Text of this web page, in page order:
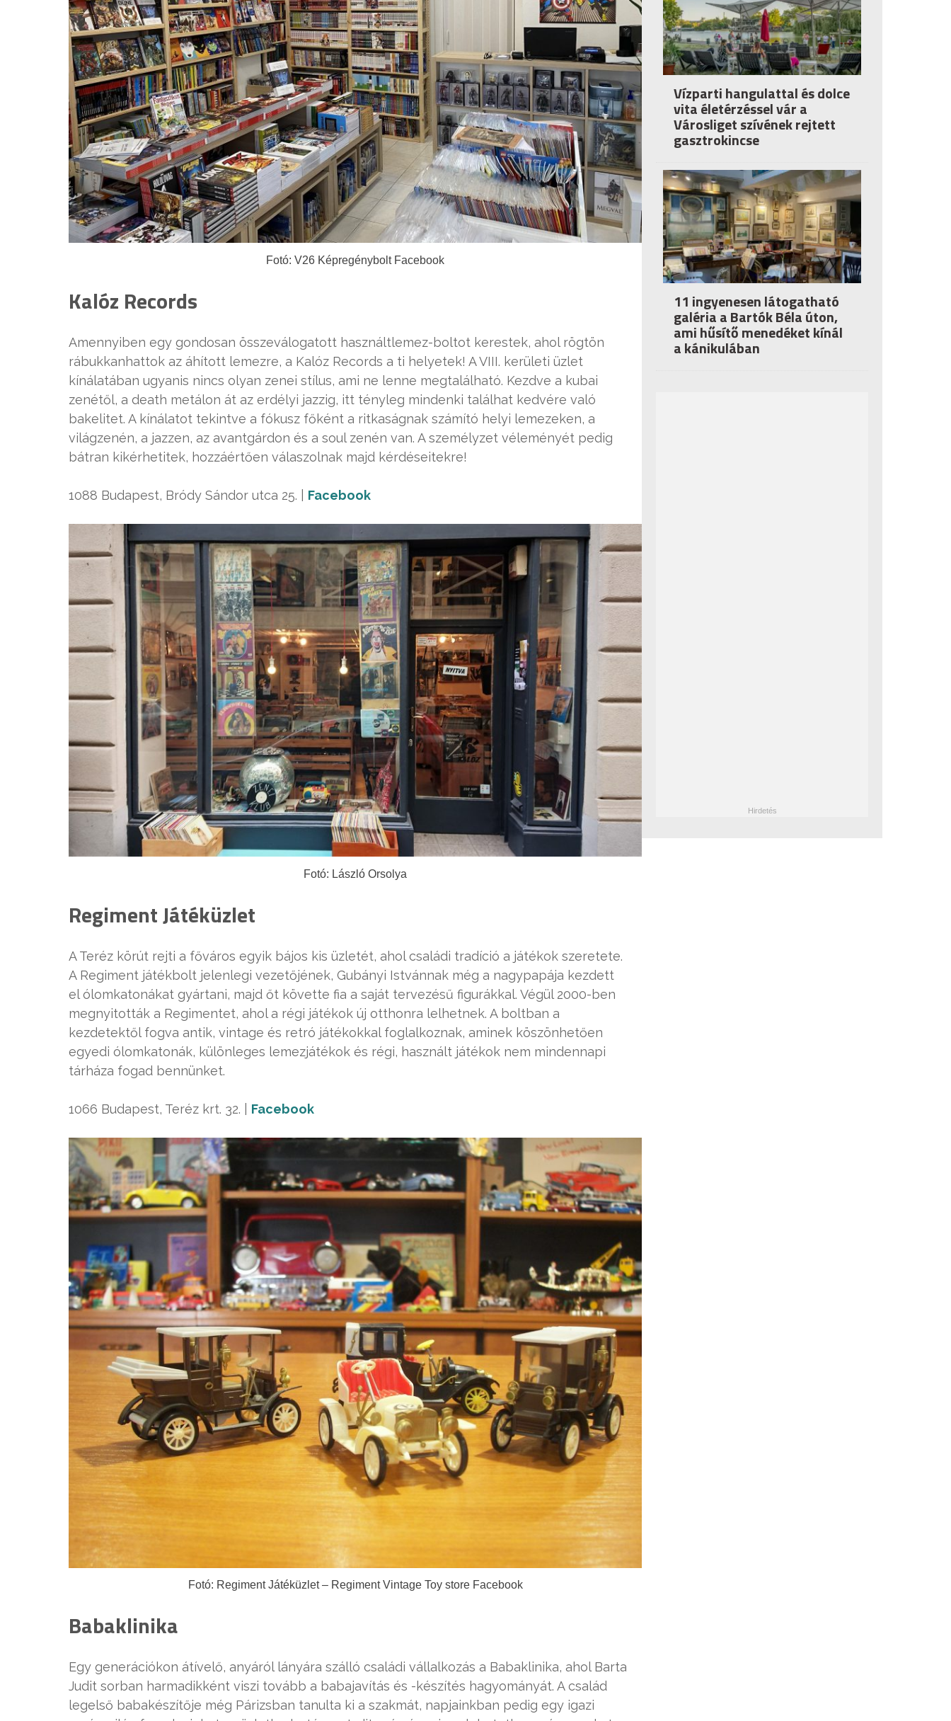
Fotó: V26 Képregénybolt Facebook
Kalóz Records
Amennyiben egy gondosan összeválogatott használtlemez-boltot kerestek, ahol rögtön
rábukkanhattok az áhított lemezre, a Kalóz Records a ti helyetek! A VIII. kerületi üzlet
kínálatában ugyanis nincs olyan zenei stílus, ami ne lenne megtalálható. Kezdve a kubai
zenétől, a death metálon át az erdélyi jazzig, itt tényleg mindenki találhat kedvére való
bakelitet. A kínálatot tekintve a fókusz főként a ritkaságnak számító helyi lemezeken, a
világzenén, a jazzen, az avantgárdon és a soul zenén van. A személyzet véleményét pedig
bátran kikérhetitek, hozzáértően válaszolnak majd kérdéseitekre!
1088 Budapest, Bródy Sándor utca 25. | Facebook
Fotó: László Orsolya
Regiment Játéküzlet
A Teréz körút rejti a főváros egyik bájos kis üzletét, ahol családi tradíció a játékok szeretete.
A Regiment játékbolt jelenlegi vezetőjének, Gubányi Istvánnak még a nagypapája kezdett
el ólomkatonákat gyártani, majd őt követte fia a saját tervezésű figurákkal. Végül 2000-ben
megnyitották a Regimentet, ahol a régi játékok új otthonra lelhetnek. A boltban a
kezdetektől fogva antik, vintage és retró játékokkal foglalkoznak, aminek köszönhetően
egyedi ólomkatonák, különleges lemezjátékok és régi, használt játékok nem mindennapi
tárháza fogad bennünket.
1066 Budapest, Teréz krt. 32. | Facebook
Fotó: Regiment Játéküzlet – Regiment Vintage Toy store Facebook
Babaklinika
Egy generációkon átívelő, anyáról lányára szálló családi vállalkozás a Babaklinika, ahol Barta
Judit sorban harmadikként viszi tovább a babajavítás és -készítés hagyományát. A család
legelső babakészítője még Párizsban tanulta ki a szakmát, napjainkban pedig egy igazi
Vízparti hangulattal és dolce
vita életérzéssel vár a
Városliget szívének rejtett
gasztrokincse
11 ingyenesen látogatható
galéria a Bartók Béla úton,
ami hűsítő menedéket kínál
a kánikulában